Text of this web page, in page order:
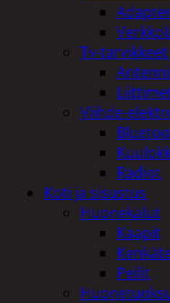
Tv-
Viihde-
Radiot
Koti ja sisustus
Huonekalut
Kaapit
Peilit